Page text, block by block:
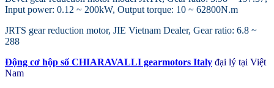
Input power: 0.12 ~ 200kW, Output torque: 10 ~ 62800N.m
JRTS gear reduction motor, JIE Vietnam Dealer, Gear ratio: 6.8 ~
288
Động cơ hộp số CHIARAVALLI gearmotors Italy đại lý tại Việt
Nam